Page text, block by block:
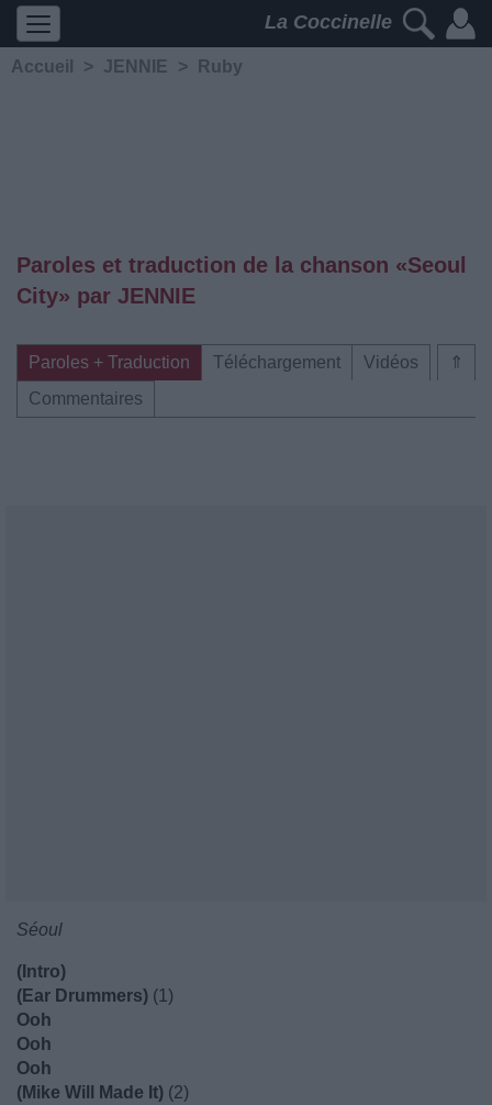
La Coccinelle
Accueil > JENNIE > Ruby
Paroles et traduction de la chanson «Seoul
City» par JENNIE
⇑
Paroles + Traduction Téléchargement
Vidéos
Commentaires
Séoul
(Intro)
(Ear Drummers) (1)
Ooh
Ooh
Ooh
(Mike Will Made It) (2)